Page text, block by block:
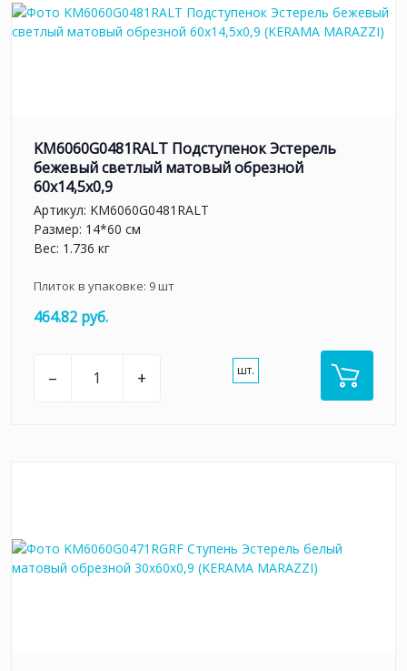
KM6060G0481RALT Подступенок Эстерель
бежевый светлый матовый обрезной
60x14,5x0,9
Артикул: KM6060G0481RALT
Размер: 14*60 см
Вес: 1.736 кг
Плиток в упаковке: 9шт
464.82 руб.
– + шт.